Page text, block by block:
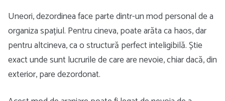
Uneori, dezordinea face parte dintr-un mod personal de a
organiza spațiul. Pentru cineva, poate arăta ca haos, dar
pentru altcineva, ca o structură perfect inteligibilă. Știe
exact unde sunt lucrurile de care are nevoie, chiar dacă, din
exterior, pare dezordonat.